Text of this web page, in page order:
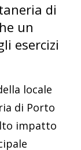
di
un
esercizi
locale
di Porto
impatto